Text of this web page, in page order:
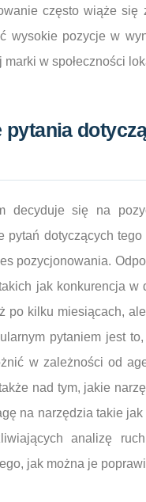
często wiąże
wysokie pozycje w
w społeczności
pytania
się na
pytań dotyczących
pozycjonowania.
jak konkurencja w
po kilku miesiącach,
pytaniem jest
w zależności od
nad tym, jakie
na narzędzia takie
analizę
jak można je